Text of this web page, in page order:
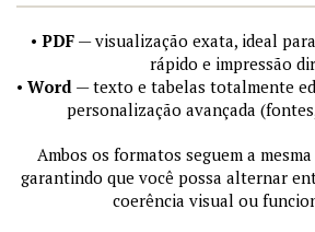
• PDF — visualização exata, ideal
rápido e impressão
• Word — texto e tabelas totalmente
personalização avançada
Ambos os formatos seguem a
garantindo que você possa alternar
coerência visual ou